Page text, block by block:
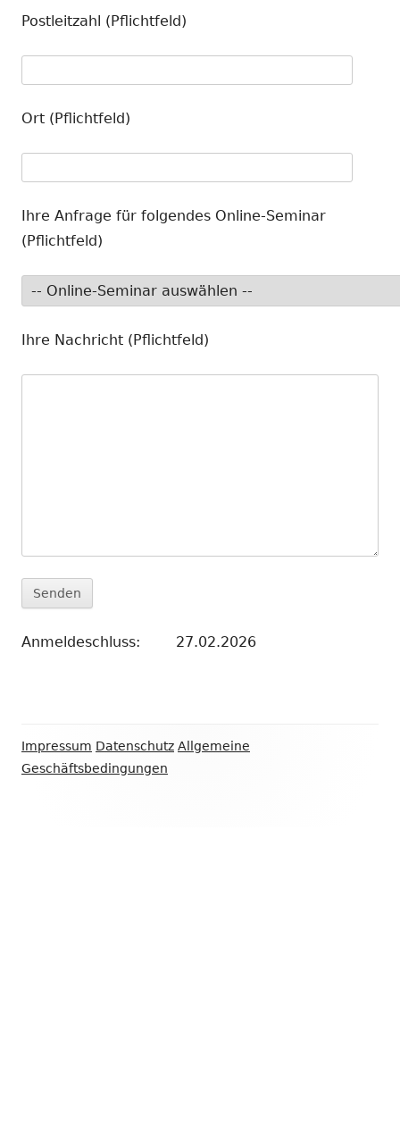
Postleitzahl (Pflichtfeld)
Ort (Pflichtfeld)
Ihre Anfrage für folgendes Online-Seminar
(Pflichtfeld)
Ihre Nachricht (Pflichtfeld)
Anmeldeschluss: 27.02.2026
Footer
Inhalt
Impressum Datenschutz Allgemeine
Geschäftsbedingungen